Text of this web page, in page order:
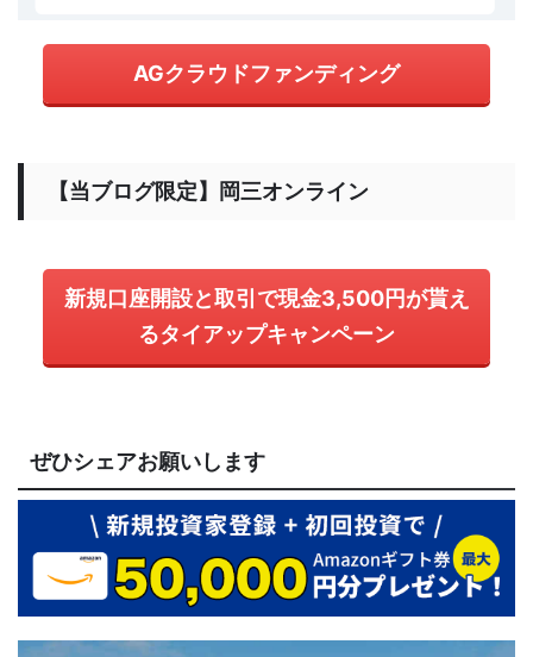
AGクラウドファンディング
【当ブログ限定】岡三オンライン
新規口座開設と取引で現金3,500円が貰え
るタイアップキャンペーン
ぜひシェアお願いします